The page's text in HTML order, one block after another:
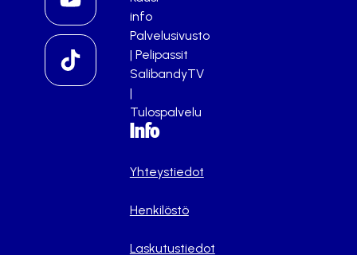
info
Palvelusivusto
| Pelipassit
SalibandyTV
|
Tulospalvelu
Info
Yhteystiedot
Henkilöstö
Laskutustiedot